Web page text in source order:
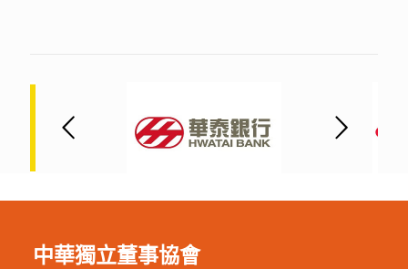
中華獨立董事協會